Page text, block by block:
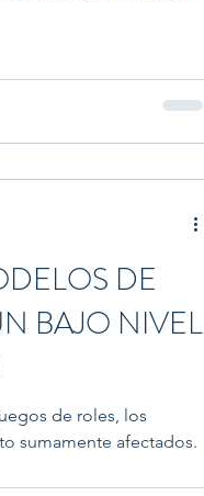
DE
BAJO NIVEL
de roles, los
sumamente afectados.